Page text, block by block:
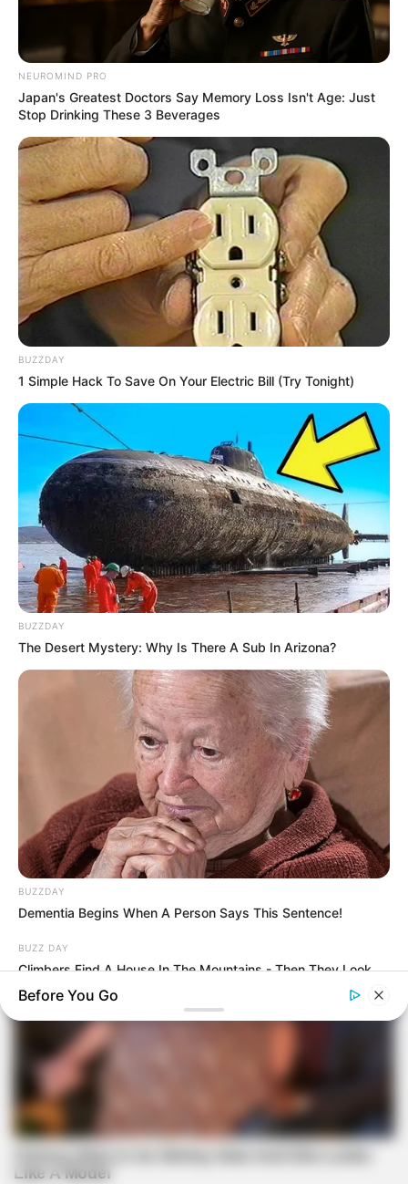
NEUROMIND PRO
Japan's Greatest Doctors Say Memory Loss Isn't Age: Just
Stop Drinking These 3 Beverages
BUZZDAY
1 Simple Hack To Save On Your Electric Bill (Try Tonight)
BUZZDAY
The Desert Mystery: Why Is There A Sub In Arizona?
BUZZDAY
Dementia Begins When A Person Says This Sentence!
BUZZ DAY
Climbers Find A House In The Mountains - Then They Look
Inside
Before You Go